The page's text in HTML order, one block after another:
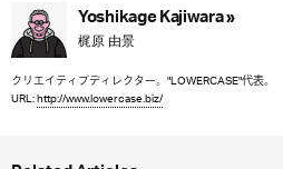
Yoshikage Kajiwara »
梶原 由景
クリエイティブディレクター。"LOWERCASE"代表。
URL:http://www.lowercase.biz/